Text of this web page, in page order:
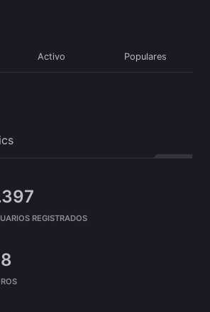
Activo Populares
REGISTRADOS